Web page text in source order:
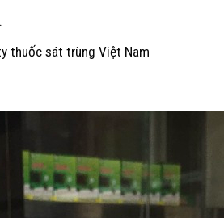
thuốc sát trùng Việt Nam